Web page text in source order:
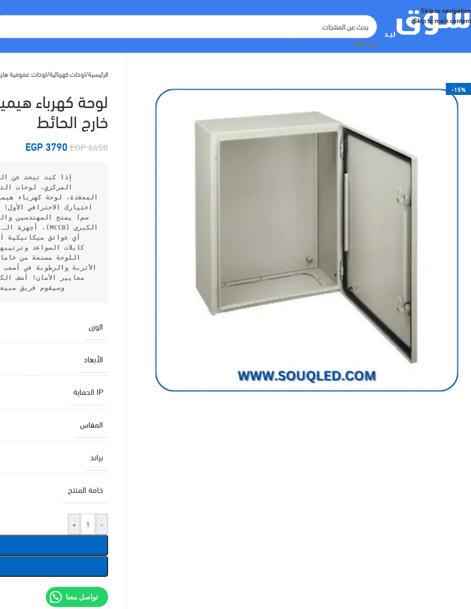
Skip to navigation
Skip to main content
اختر الفئة
-15%
الرئيسية/لوحات كهربائية/لوحات عمومية
خارج الحائط
EGP4450
EGP3790
المعقدة، لوحة كهرباء هيميل مقاس 80 * 60 * 25 سم
الأتربة والرطوبة في
معايير الأمان!
وسيقوم فريق
الوزن
الأبعاد
IP الحماية
المقاس
براند
خامة المنتج
-
+
تواصل معنا